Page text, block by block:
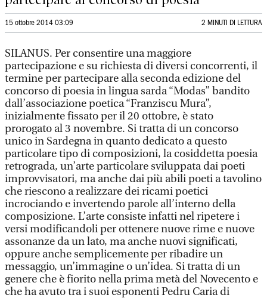
15 ottobre 2014 03:09 2 MINUTI DI LETTURA
SILANUS. Per consentire una maggiore
partecipazione e su richiesta di diversi concorrenti, il
termine per partecipare alla seconda edizione del
concorso di poesia in lingua sarda “Modas” bandito
dall’associazione poetica “Franziscu Mura”,
inizialmente fissato per il 20 ottobre, è stato
prorogato al 3 novembre. Si tratta di un concorso
unico in Sardegna in quanto dedicato a questo
particolare tipo di composizioni, la cosiddetta poesia
retrograda, un’arte particolare sviluppata dai poeti
improvvisatori, ma anche dai più abili poeti a tavolino
che riescono a realizzare dei ricami poetici
incrociando e invertendo parole all’interno della
composizione. L’arte consiste infatti nel ripetere i
versi modificandoli per ottenere nuove rime e nuove
assonanze da un lato, ma anche nuovi significati,
oppure anche semplicemente per ribadire un
messaggio, un’immagine o un’idea. Si tratta di un
genere che è fiorito nella prima metà del Novecento e
che ha avuto tra i suoi esponenti Pedru Caria di